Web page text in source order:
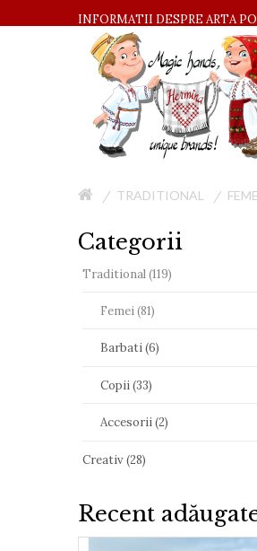
INFORMATII DESPRE ARTA
TRADITIONAL
Categorii
Traditional (119)
Femei (81)
Barbati (6)
Copii (33)
Accesorii (2)
Creativ (28)
Recent